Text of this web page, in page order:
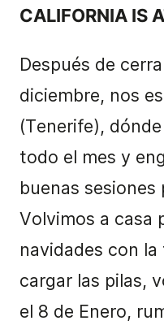
CALIFORNIA IS
Después de
diciembre, nos
(Tenerife),
todo el mes y
buenas
Volvimos a casa
navidades con
cargar las pilas,
el 8 de Enero,